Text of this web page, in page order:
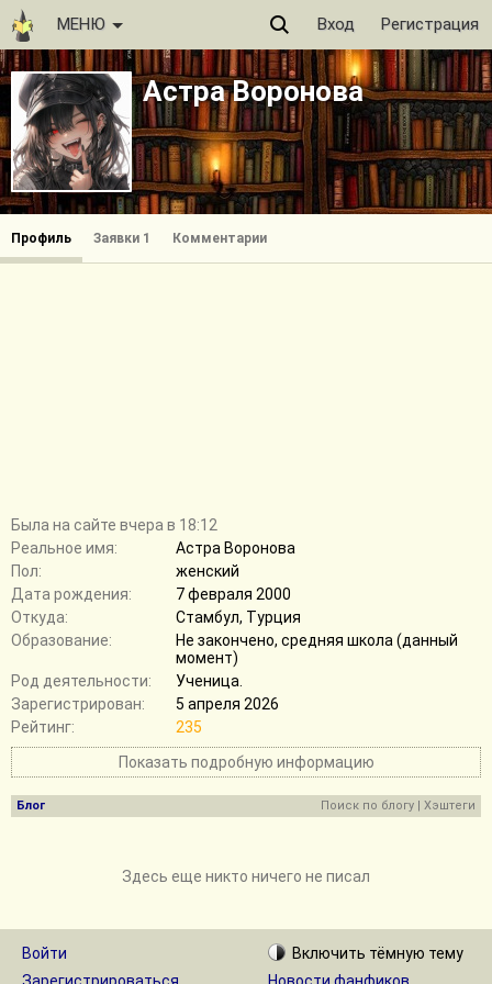
МЕНЮ Вход Регистрация
Астра Воронова
Профиль Заявки 1 Комментарии
Былa на сайте вчера в 18:12
Реальное имя:
Астра Воронова
Пол:
женский
Дата рождения:
7 февраля 2000
Откуда:
Стамбул, Турция
Образование:
Не закончено, средняя школа (данный
момент)
Род деятельности:
Ученица.
Зарегистрирован:
5 апреля 2026
Рейтинг:
235
Показать подробную информацию
Блог Поиск по блогу | Хэштеги
Здесь еще никто ничего не писал
Войти
Включить тёмную тему